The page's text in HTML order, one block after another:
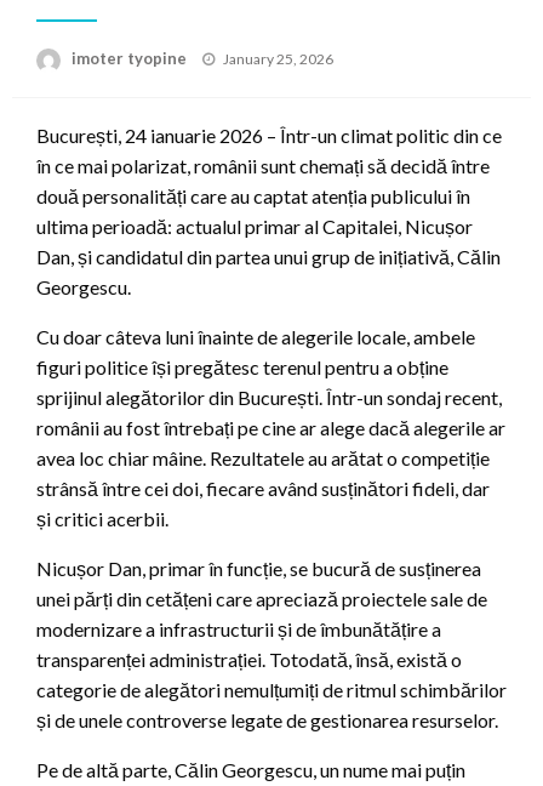
imoter tyopine
Posted
January 25, 2026
București, 24 ianuarie 2026 – Într-un climat politic din ce
în ce mai polarizat, românii sunt chemați să decidă între
două personalități care au captat atenția publicului în
ultima perioadă: actualul primar al Capitalei, Nicușor
Dan, și candidatul din partea unui grup de inițiativă, Călin
Georgescu.
Cu doar câteva luni înainte de alegerile locale, ambele
figuri politice își pregătesc terenul pentru a obține
sprijinul alegătorilor din București. Într-un sondaj recent,
românii au fost întrebați pe cine ar alege dacă alegerile ar
avea loc chiar mâine. Rezultatele au arătat o competiție
strânsă între cei doi, fiecare având susținători fideli, dar
și critici acerbii.
Nicușor Dan, primar în funcție, se bucură de susținerea
unei părți din cetățeni care apreciază proiectele sale de
modernizare a infrastructurii și de îmbunătățire a
transparenței administrației. Totodată, însă, există o
categorie de alegători nemulțumiți de ritmul schimbărilor
și de unele controverse legate de gestionarea resurselor.
Pe de altă parte, Călin Georgescu, un nume mai puțin